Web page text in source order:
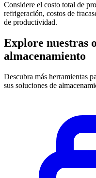
Considere el costo total de
refrigeración, costos de
de productividad.
Explore nuestras
almacenamiento
Descubra más herramientas
sus soluciones de